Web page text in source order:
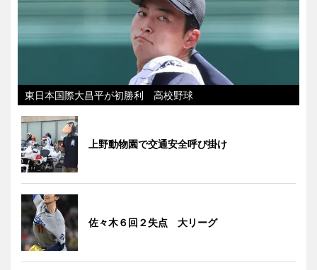
東日本国際大昌平が初勝利 高校野球
上野動物園で交通安全呼び掛け
佐々木６回２失点 大リーグ